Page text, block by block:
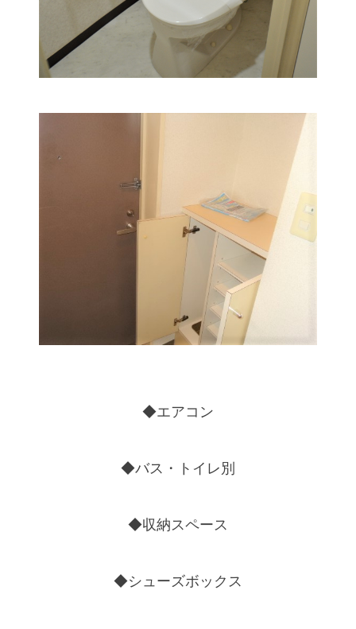
◆エアコン
◆バス・トイレ別
◆収納スペース
◆シューズボックス